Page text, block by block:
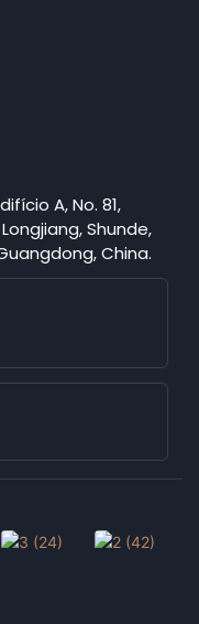
A, No. 81,
Shunde,
China.